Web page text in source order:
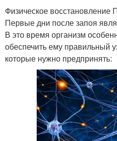
Физическое восстановление
Первые дни после запоя
В это время организм
обеспечить ему правильный
которые нужно предпринять: